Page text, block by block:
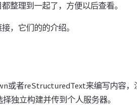
整理到一起了，方便以后查看。
，它们的的介绍。
或者reStructuredText来编写内容
独立构建并传到个人服务器。